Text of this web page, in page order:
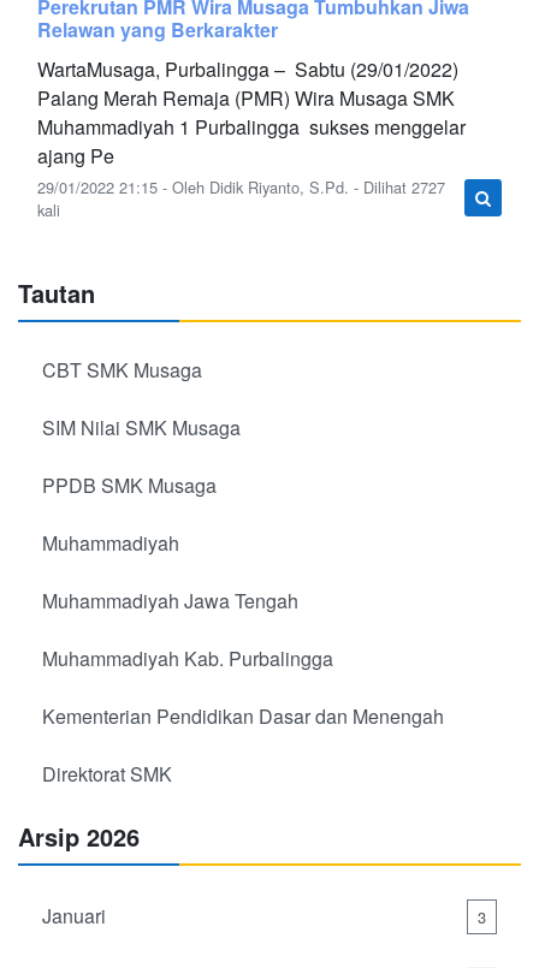
Perekrutan PMR Wira Musaga Tumbuhkan Jiwa
Relawan yang Berkarakter
WartaMusaga, Purbalingga – Sabtu (29/01/2022)
Palang Merah Remaja (PMR) Wira Musaga SMK
Muhammadiyah 1 Purbalingga sukses menggelar
ajang Pe
29/01/2022 21:15 - Oleh Didik Riyanto, S.Pd. - Dilihat 2727
kali
Tautan
CBT SMK Musaga
SIM Nilai SMK Musaga
PPDB SMK Musaga
Muhammadiyah
Muhammadiyah Jawa Tengah
Muhammadiyah Kab. Purbalingga
Kementerian Pendidikan Dasar dan Menengah
Direktorat SMK
Arsip 2026
Januari 3